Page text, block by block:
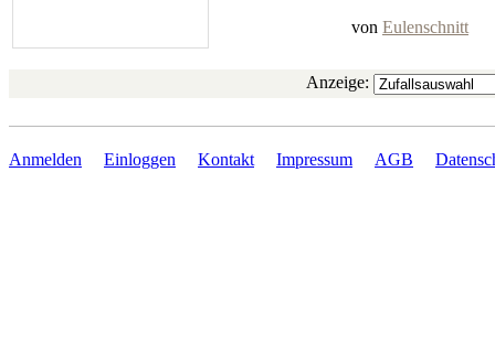
von Eulenschnitt
Anzeige:
Anmelden Einloggen Kontakt Impressum AGB